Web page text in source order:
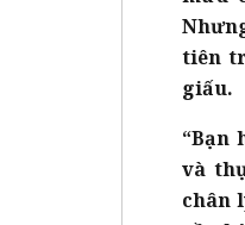
tiên
giấu.
“Bạn
và
chân